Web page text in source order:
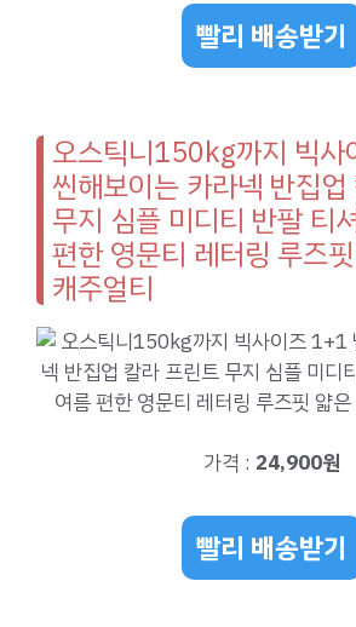
빨리 배송받기
오스틱니150kg까지 빅
씬해보이는 카라넥 반집
무지 심플 미디티 반팔 티
편한 영문티 레터링 루즈
캐주얼티
가격 : 24,900원
빨리 배송받기